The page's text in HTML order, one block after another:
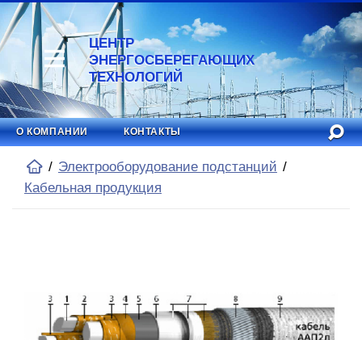
ЦЕНТР
ЭНЕРГОСБЕРЕГАЮЩИХ
ТЕХНОЛОГИЙ
О КОМПАНИИ КОНТАКТЫ
Электрооборудование подстанций
Кабельная продукция